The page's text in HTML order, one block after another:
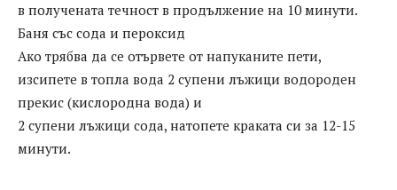
в получената течност в продължение на 10 минути.
Баня със сода и пероксид
Ако трябва да се отървете от напуканите пети,
изсипете в топла вода 2 супени лъжици водороден
прекис (кислородна вода) и
2 супени лъжици сода, натопете краката си за 12-15
минути.